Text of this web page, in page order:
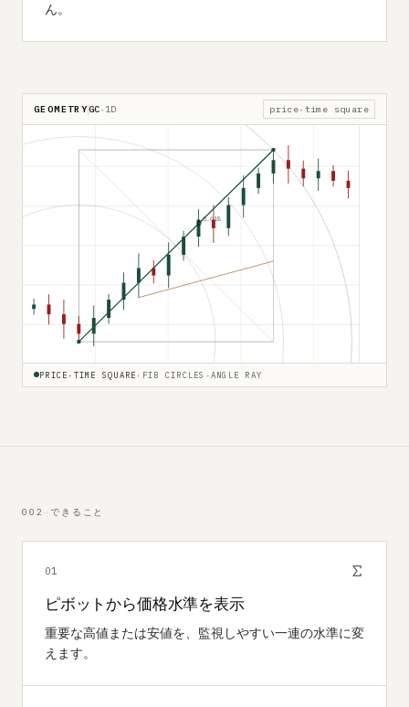
GEOMETRYGC· 1D price·time square
0.618
PRICE·TIME SQUARE · FIB CIRCLES ·ANGLE RAY
ん。
002 —できること
01
ピボットから価格水準を表示
重要な高値または安値を、監視しやすい一連の水準に変
えます。